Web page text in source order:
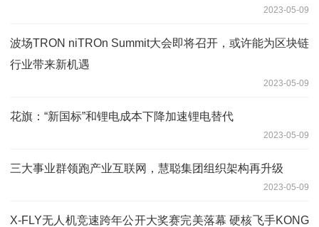
2023-05-09
波场TRON niTROn Summit大会即将召开，或许能为区块链
行业带来新机遇
2023-05-09
花旗：“新国标”和锂电成本下降加速锂电替代
2023-05-09
三大事业群领跑产业互联网，慧聪集团组织架构再升级
2023-05-09
X-FLY无人机竞速跨年公开大奖赛完美落幕 硬核飞手KONG